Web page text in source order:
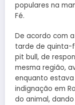
populares na
Fé.
De acordo com
tarde de quinta-
pit bull, de
mesma região,
enquanto estava
indignação em
do animal,